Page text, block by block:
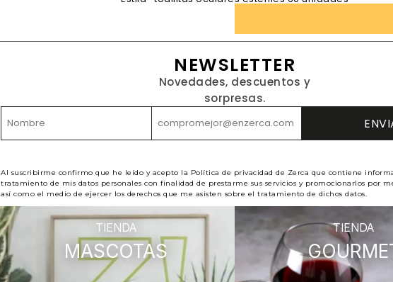
NEWSLETTER
Novedades, descuentos y
sorpresas.
Al suscribirme confirmo que he leído y acepto la Política de privacidad de Zerca que contiene
tratamiento de mis datos personales con finalidad de prestarme sus servicios y promocionarlos por
así como el medio de ejercer los derechos que me asisten sobre el tratamiento de dichos datos.
TIENDA
MASCOTAS
TIENDA